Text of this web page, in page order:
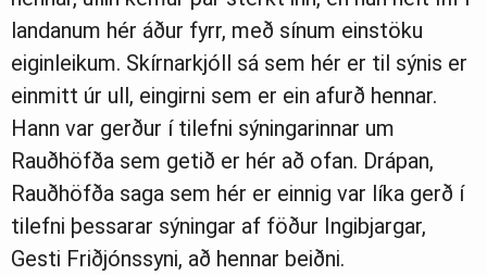
landanum hér áður fyrr, með sínum einstöku
eiginleikum. Skírnarkjóll sá sem hér er til sýnis er
einmitt úr ull, eingirni sem er ein afurð hennar.
Hann var gerður í tilefni sýningarinnar um
Rauðhöfða sem getið er hér að ofan. Drápan,
Rauðhöfða saga sem hér er einnig var líka gerð í
tilefni þessarar sýningar af föður Ingibjargar,
Gesti Friðjónssyni, að hennar beiðni.